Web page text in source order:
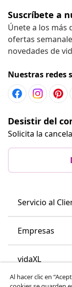
Suscríbete a
Únete a los más
ofertas
novedades de
Nuestras redes
Desistir del
Solicita la
Servicio al
Empresas
vidaXL
Al hacer clic en